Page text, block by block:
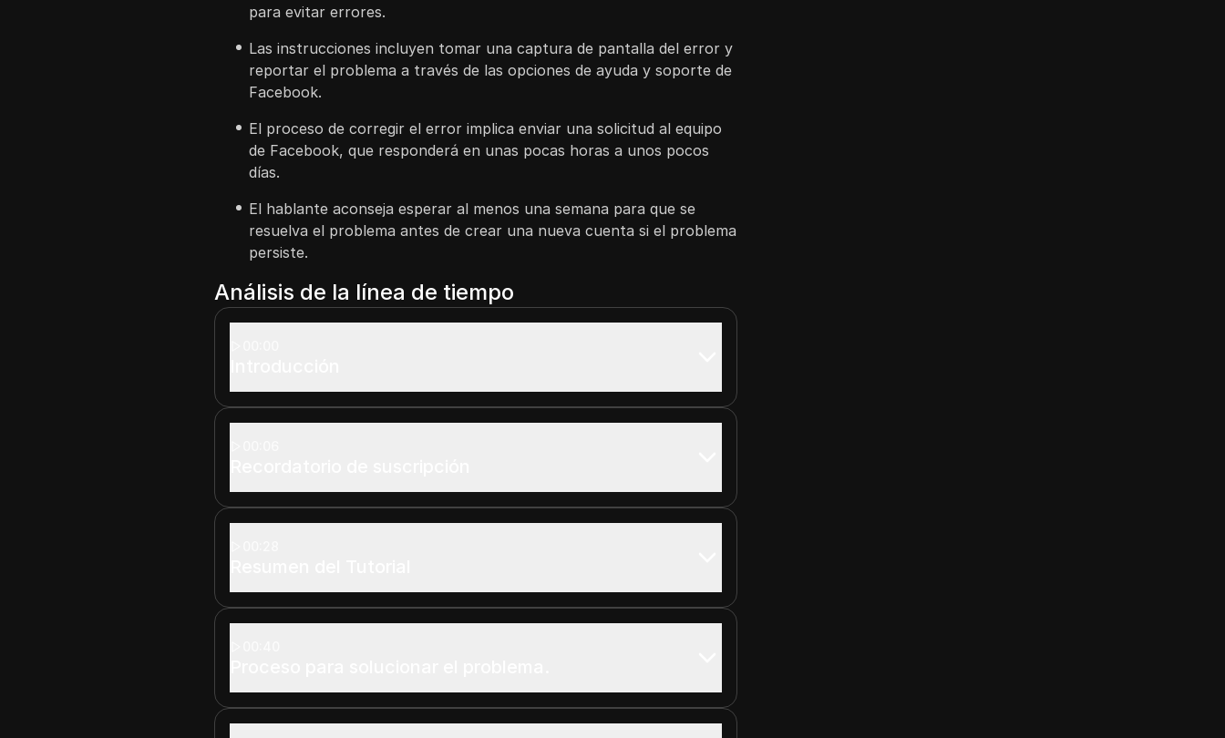
para evitar errores.
Las instrucciones incluyen tomar una captura de pantalla del error y
reportar el problema a través de las opciones de ayuda y soporte de
Facebook.
El proceso de corregir el error implica enviar una solicitud al equipo
de Facebook, que responderá en unas pocas horas a unos pocos
días.
El hablante aconseja esperar al menos una semana para que se
resuelva el problema antes de crear una nueva cuenta si el problema
persiste.
Análisis de la línea de tiempo